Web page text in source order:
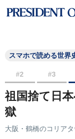
スマホで読める世界
#2 #3
祖国捨て日
獄
大阪・鶴橋のコリア